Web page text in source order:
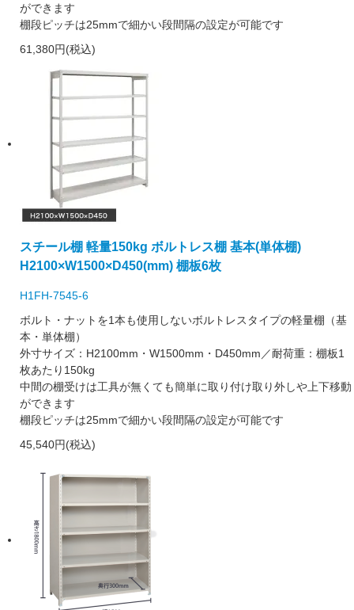
ができます
棚段ピッチは25mmで細かい段間隔の設定が可能です
61,380円(税込)
スチール棚 軽量150kg ボルトレス棚 基本(単体棚)
H2100×W1500×D450(mm) 棚板6枚
H1FH-7545-6
ボルト・ナットを1本も使用しないボルトレスタイプの軽量棚（基
本・単体棚）
外寸サイズ：H2100mm・W1500mm・D450mm／耐荷重：棚板1
枚あたり150kg
中間の棚受けは工具が無くても簡単に取り付け取り外しや上下移動
ができます
棚段ピッチは25mmで細かい段間隔の設定が可能です
45,540円(税込)